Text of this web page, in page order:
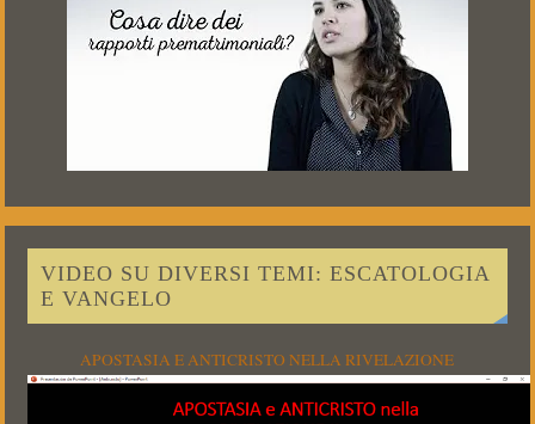
VIDEO SU DIVERSI TEMI: ESCATOLOGIA
E VANGELO
APOSTASIA E ANTICRISTO NELLA RIVELAZIONE